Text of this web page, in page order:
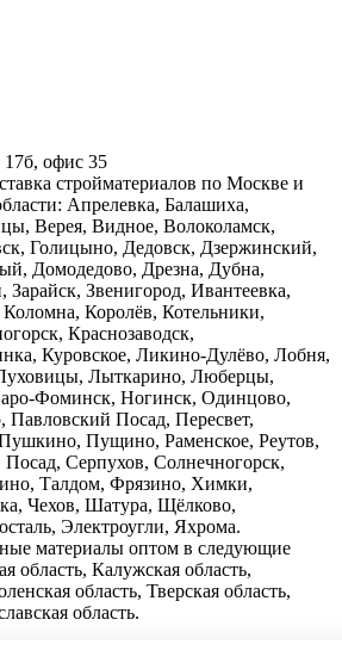
17б, офис 35
стройматериалов по Москве и
Апрелевка, Балашиха,
Верея, Видное, Волоколамск,
Голицыно, Дедовск, Дзержинский,
Домодедово, Дрезна, Дубна,
Зарайск, Звенигород, Ивантеевка,
Королёв, Котельники,
Краснозаводск,
Куровское, Ликино-Дулёво, Лобня,
Лыткарино, Люберцы,
Фоминск, Ногинск, Одинцово,
Павловский Посад, Пересвет,
Пущино, Раменское, Реутов,
Серпухов, Солнечногорск,
Талдом, Фрязино, Химки,
Чехов, Шатура, Щёлково,
Электроугли, Яхрома.
материалы оптом в следующие
область, Калужская область,
область, Тверская область,
область.